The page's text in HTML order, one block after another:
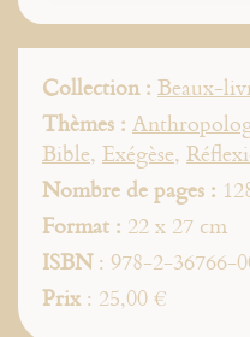
Collection : Beaux-
Thèmes :
Bible, Exégèse,
Nombre de pages :
Format : 22 x 27 cm
ISBN: 978-2-36766-
Prix: 25,00 €